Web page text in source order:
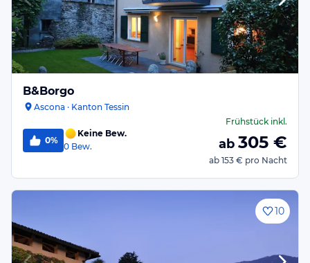
B&Borgo
Ascona · Kanton Tessin
0%
Keine Bew.
0 Bew.
Frühstückinkl.
ab 305 €
ab 153 € pro Nacht
10